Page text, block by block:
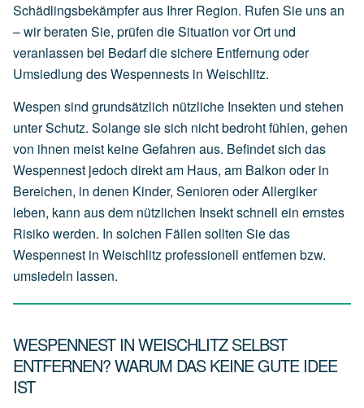
Schädlingsbekämpfer aus Ihrer Region. Rufen Sie uns an
– wir beraten Sie, prüfen die Situation vor Ort und
veranlassen bei Bedarf die sichere Entfernung oder
Umsiedlung des Wespennests in Weischlitz.
Wespen sind grundsätzlich nützliche Insekten und stehen
unter Schutz. Solange sie sich nicht bedroht fühlen, gehen
von ihnen meist keine Gefahren aus. Befindet sich das
Wespennest jedoch direkt am Haus, am Balkon oder in
Bereichen, in denen Kinder, Senioren oder Allergiker
leben, kann aus dem nützlichen Insekt schnell ein ernstes
Risiko werden. In solchen Fällen sollten Sie das
Wespennest in Weischlitz professionell entfernen bzw.
umsiedeln lassen.
WESPENNEST IN WEISCHLITZ SELBST
ENTFERNEN? WARUM DAS KEINE GUTE IDEE
IST